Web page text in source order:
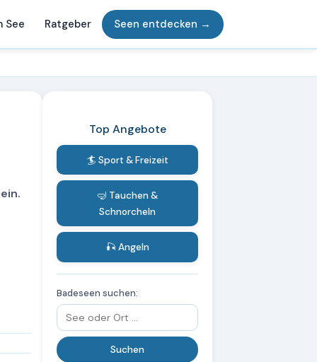
See Ratgeber Seen entdecken →
Top Angebote
🏄 Sport & Freizeit
🤿 Tauchen &
Schnorcheln
🎣 Angeln
Badeseen suchen: